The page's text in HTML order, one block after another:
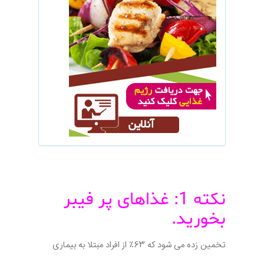
نکته 1: غذاهای پر فیبر
بخورید.
تخمین زده می شود که 63٪ از افراد مبتلا به بیماری